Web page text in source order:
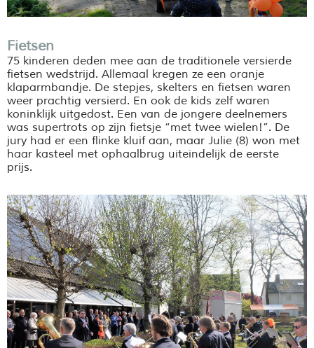
Fietsen
75 kinderen deden mee aan de traditionele versierde
fietsen wedstrijd. Allemaal kregen ze een oranje
klaparmbandje. De stepjes, skelters en fietsen waren
weer prachtig versierd. En ook de kids zelf waren
koninklijk uitgedost. Een van de jongere deelnemers
was supertrots op zijn fietsje “met twee wielen!”. De
jury had er een flinke kluif aan, maar Julie (8) won met
haar kasteel met ophaalbrug uiteindelijk de eerste
prijs.